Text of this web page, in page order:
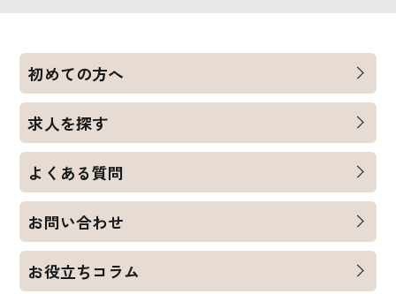
初めての方へ
求人を探す
よくある質問
お問い合わせ
お役立ちコラム